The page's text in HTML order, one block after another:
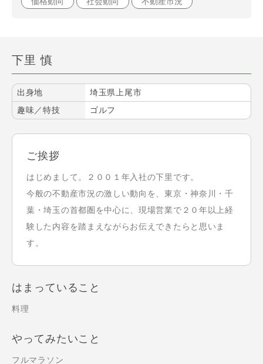
下里 慎
出身地
埼玉県上尾市
趣味／特技
ゴルフ
ご挨拶
はじめまして。２００１年入社の下里です。
今般の不動産市況の激しい動向を、東京・神奈川・千
葉・埼玉の首都圏を中心に、現場営業で２０年以上経
験した内容を踏まえながらお伝えできたらと思いま
す。
はまっていること
料理
やってみたいこと
フルマラソン